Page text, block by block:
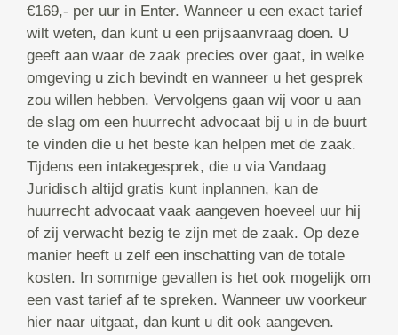
€169,- per uur in Enter. Wanneer u een exact tarief
wilt weten, dan kunt u een prijsaanvraag doen. U
geeft aan waar de zaak precies over gaat, in welke
omgeving u zich bevindt en wanneer u het gesprek
zou willen hebben. Vervolgens gaan wij voor u aan
de slag om een huurrecht advocaat bij u in de buurt
te vinden die u het beste kan helpen met de zaak.
Tijdens een intakegesprek, die u via Vandaag
Juridisch altijd gratis kunt inplannen, kan de
huurrecht advocaat vaak aangeven hoeveel uur hij
of zij verwacht bezig te zijn met de zaak. Op deze
manier heeft u zelf een inschatting van de totale
kosten. In sommige gevallen is het ook mogelijk om
een vast tarief af te spreken. Wanneer uw voorkeur
hier naar uitgaat, dan kunt u dit ook aangeven.